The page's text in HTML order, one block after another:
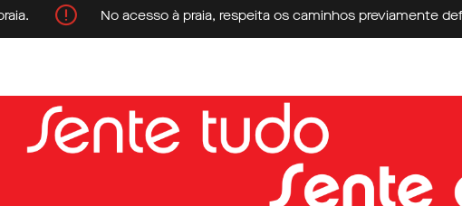
No acesso à praia, respeita os caminhos previamente